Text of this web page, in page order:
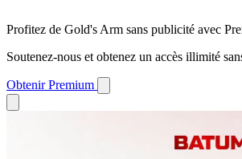
Profitez de Gold's Arm sans publicité avec
Soutenez-nous et obtenez un accès illimité
Obtenir Premium